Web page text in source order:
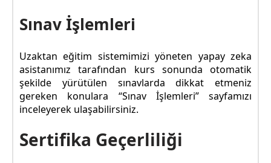
Sınav İşlemleri
Uzaktan eğitim sistemimizi yöneten yapay zeka
asistanımız tarafından kurs sonunda otomatik
şekilde yürütülen sınavlarda dikkat etmeniz
gereken konulara “Sınav İşlemleri” sayfamızı
inceleyerek ulaşabilirsiniz.
Sertifika Geçerliliği